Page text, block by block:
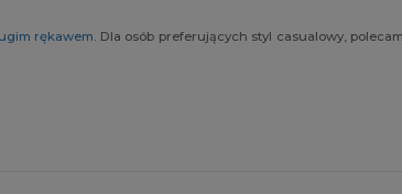
rękawem. Dla osób preferujących styl casualowy,